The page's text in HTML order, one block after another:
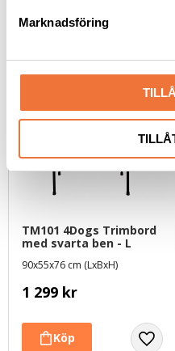
Marknadsföring
Senaste
TM101 4Dogs Trimbord
med svarta ben - L
90x55x76 cm (LxBxH)
1 299 kr